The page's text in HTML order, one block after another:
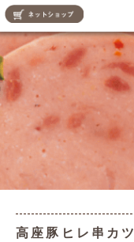
高座豚ヒレ串カツ